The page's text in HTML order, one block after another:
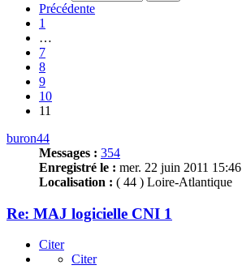
Précédente
1
…
7
8
9
10
11
buron44
Messages : 354
Enregistré le : mer. 22 juin 2011 15:46
Localisation : ( 44 ) Loire-Atlantique
Re: MAJ logicielle CNI 1
Citer
Citer